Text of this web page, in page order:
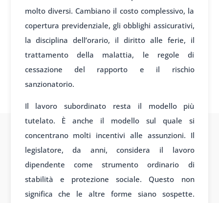
molto diversi. Cambiano il costo complessivo, la
copertura previdenziale, gli obblighi assicurativi,
la disciplina dell’orario, il diritto alle ferie, il
trattamento della malattia, le regole di
cessazione del rapporto e il rischio
sanzionatorio.
Il lavoro subordinato resta il modello più
tutelato. È anche il modello sul quale si
concentrano molti incentivi alle assunzioni. Il
legislatore, da anni, considera il lavoro
dipendente come strumento ordinario di
stabilità e protezione sociale. Questo non
significa che le altre forme siano sospette.